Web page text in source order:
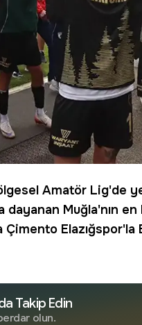
Amatör Lig'de
dayanan Muğla'nın
Çimento
Takip Edin
olun.